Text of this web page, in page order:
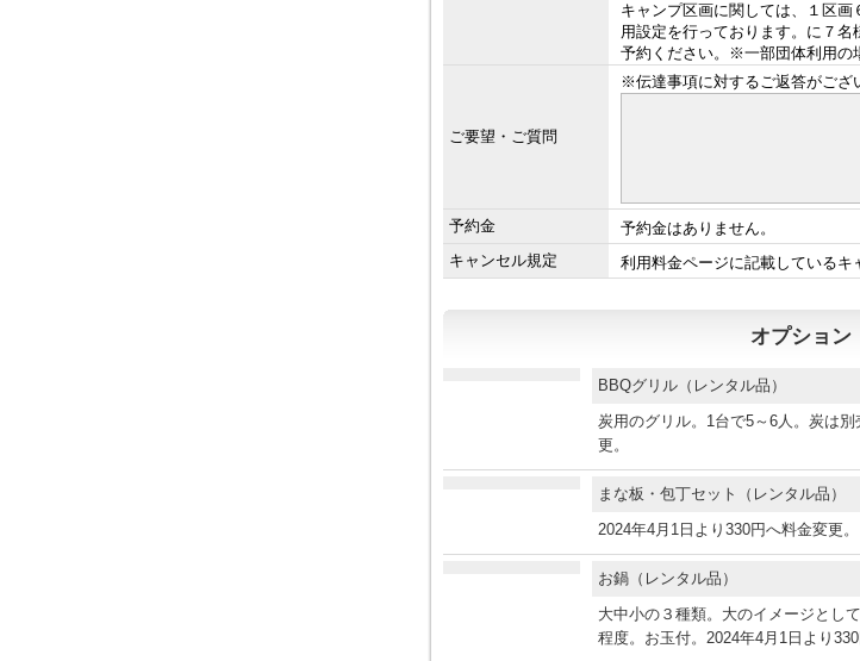
キャンプ区画に関しては、１区
用設定を行っております。に７
予約ください。※一部団体利用の
ご要望・ご質問
※伝達事項に対するご返答がござ
予約金
予約金はありません。
キャンセル規定
利用料金ページに記載しているキ
オプション
BBQグリル（レンタル品）
炭用のグリル。1台で5～6人。炭は
更。
まな板・包丁セット（レンタル品）
2024年4月1日より330円へ料金変更。
お鍋（レンタル品）
大中小の３種類。大のイメージとし
程度。お玉付。2024年4月1日より330